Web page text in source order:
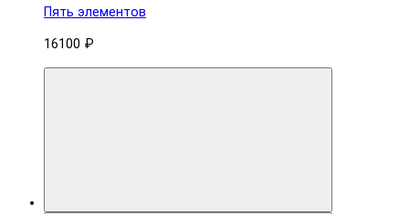
Пять элементов
16100 ₽